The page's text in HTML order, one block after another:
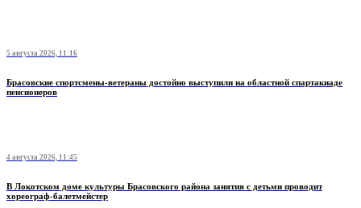
5 августа 2026, 11:16
Брасовские спортсмены-ветераны достойно выступили на областной спартакиаде
пенсионеров
4 августа 2026, 11:45
В Локотском доме культуры Брасовского района занятия с детьми проводит
хореограф-балетмейстер